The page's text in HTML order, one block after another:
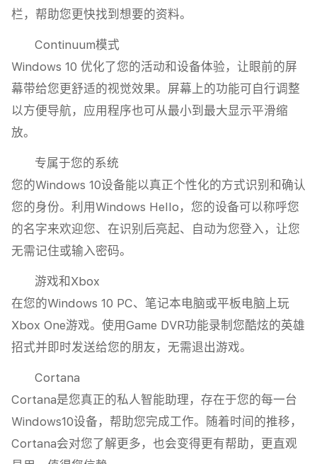
栏，帮助您更快找到想要的资料。
Continuum模式
Windows 10 优化了您的活动和设备体验，让眼前的屏
幕带给您更舒适的视觉效果。屏幕上的功能可自行调整
以方便导航，应用程序也可从最小到最大显示平滑缩
放。
专属于您的系统
您的Windows 10设备能以真正个性化的方式识别和确认
您的身份。利用Windows Hello，您的设备可以称呼您
的名字来欢迎您、在识别后亮起、自动为您登入，让您
无需记住或输入密码。
游戏和Xbox
在您的Windows 10 PC、笔记本电脑或平板电脑上玩
Xbox One游戏。使用Game DVR功能录制您酷炫的英雄
招式并即时发送给您的朋友，无需退出游戏。
Cortana
Cortana是您真正的私人智能助理，存在于您的每一台
Windows10设备，帮助您完成工作。随着时间的推移，
Cortana会对您了解更多，也会变得更有帮助，更直观